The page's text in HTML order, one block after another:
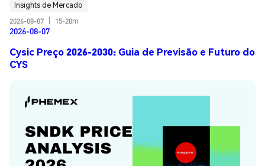
Insights de Mercado
2026-08-07
15-20m
2026-08-07
Cysic Preço 2026-2030: Guia de Previsão e Futuro do
CYS